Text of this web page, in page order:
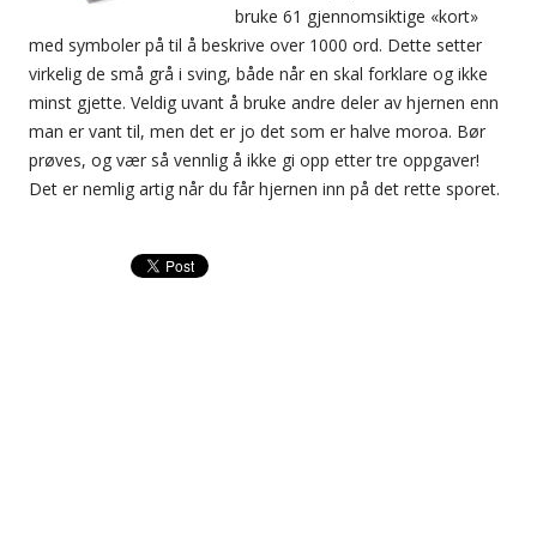
bruke 61 gjennomsiktige «kort»
med symboler på til å beskrive over 1000 ord. Dette setter
virkelig de små grå i sving, både når en skal forklare og ikke
minst gjette. Veldig uvant å bruke andre deler av hjernen enn
man er vant til, men det er jo det som er halve moroa. Bør
prøves, og vær så vennlig å ikke gi opp etter tre oppgaver!
Det er nemlig artig når du får hjernen inn på det rette sporet.